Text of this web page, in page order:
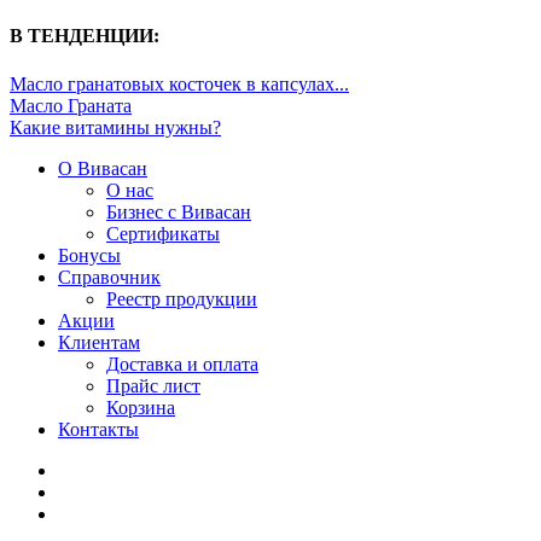
В ТЕНДЕНЦИИ:
Масло гранатовых косточек в капсулах...
Масло Граната
Какие витамины нужны?
О Вивасан
О нас
Бизнес с Вивасан
Сертификаты
Бонусы
Справочник
Реестр продукции
Акции
Клиентам
Доставка и оплата
Прайс лист
Корзина
Контакты